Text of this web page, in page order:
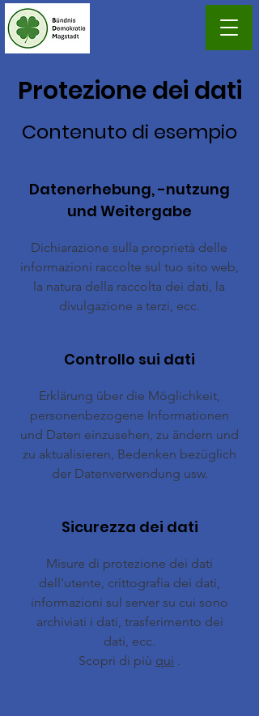
Protezione dei dati
Contenuto di esempio
Datenerhebung, -nutzung
und Weitergabe
Dichiarazione sulla proprietà delle
informazioni raccolte sul tuo sito web,
la natura della raccolta dei dati, la
divulgazione a terzi, ecc.
Controllo sui dati
Erklärung über die Möglichkeit,
personenbezogene Informationen
und Daten einzusehen, zu ändern und
zu aktualisieren, Bedenken bezüglich
der Datenverwendung usw.
Sicurezza dei dati
Misure di protezione dei dati
dell'utente, crittografia dei dati,
informazioni sul server su cui sono
archiviati i dati, trasferimento dei
dati, ecc.
Scopri di più qui .